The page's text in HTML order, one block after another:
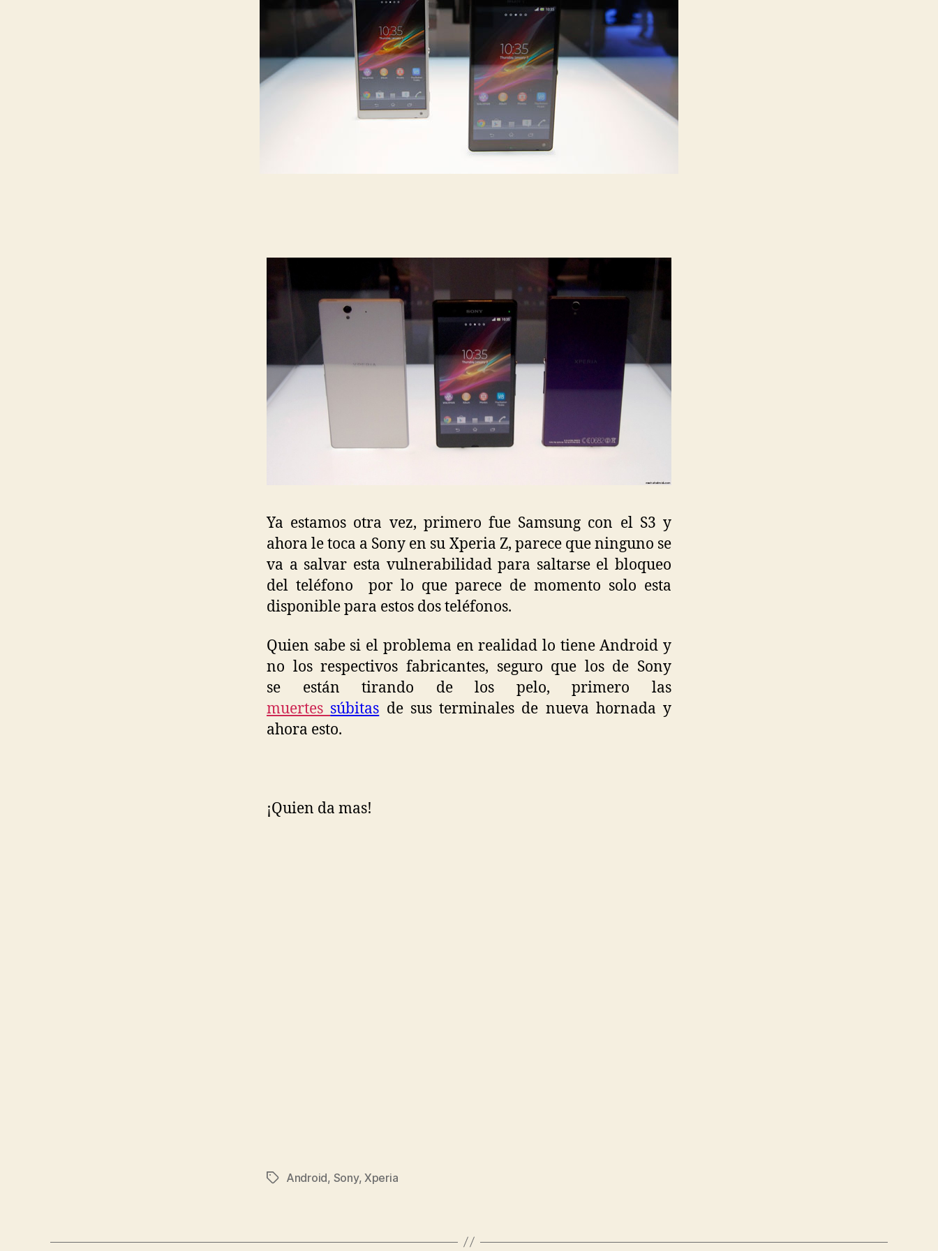
Ya estamos otra vez, primero fue Samsung con el S3 y
ahora le toca a Sony en su Xperia Z, parece que ninguno se
va a salvar esta vulnerabilidad para saltarse el bloqueo
del teléfono por lo que parece de momento solo esta
disponible para estos dos teléfonos.
Quien sabe si el problema en realidad lo tiene Android y
no los respectivos fabricantes, seguro que los de Sony
se están tirando de los pelo, primero las
muertes súbitas de sus terminales de nueva hornada y
ahora esto.
¡Quien da mas!
Etiquetas
Android, Sony, Xperia